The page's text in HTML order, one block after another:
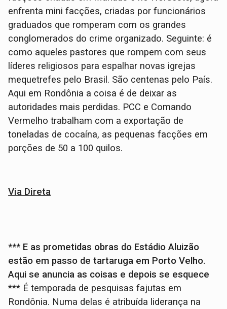
enfrenta mini facções, criadas por funcionários
graduados que romperam com os grandes
conglomerados do crime organizado. Seguinte: é
como aqueles pastores que rompem com seus
líderes religiosos para espalhar novas igrejas
mequetrefes pelo Brasil. São centenas pelo País.
Aqui em Rondônia a coisa é de deixar as
autoridades mais perdidas. PCC e Comando
Vermelho trabalham com a exportação de
toneladas de cocaína, as pequenas facções em
porções de 50 a 100 quilos.
Via Direta
*** E as prometidas obras do Estádio Aluizão
estão em passo de tartaruga em Porto Velho.
Aqui se anuncia as coisas e depois se esquece
*** É temporada de pesquisas fajutas em
Rondônia. Numa delas é atribuída liderança na